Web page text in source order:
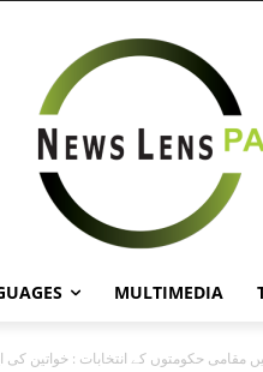
MULTIMEDIA